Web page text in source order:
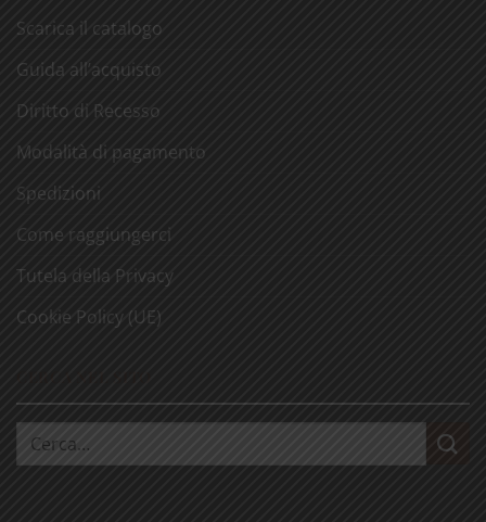
Scarica il catalogo
Guida all’acquisto
Diritto di Recesso
Modalità di pagamento
Spedizioni
Come raggiungerci
Tutela della Privacy
Cookie Policy (UE)
Cerca: